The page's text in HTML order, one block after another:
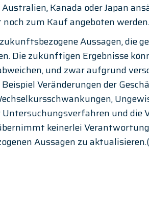
Kanada oder Japan
zum Kauf angeboten
Aussagen, die
Die zukünftigen Ergebnisse
und zwar aufgrund
Veränderungen der
und die
keinerlei
Aussagen zu